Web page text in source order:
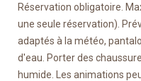
Réservation obligatoire.
une seule réservation).
adaptés à la météo,
d'eau. Porter des
humide. Les animations